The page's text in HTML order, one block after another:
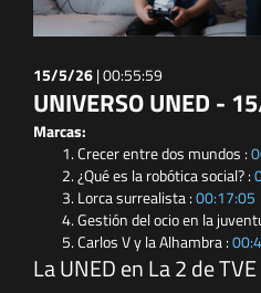
15/5/26|00:55:59
UNIVERSO UNED -
Marcas:
Crecer entre dos mundos :
¿Qué es la robótica social? :
Lorca surrealista :00:17:05
Gestión del ocio en la
Carlos V y la Alhambra :
La UNED en La 2 de TVE